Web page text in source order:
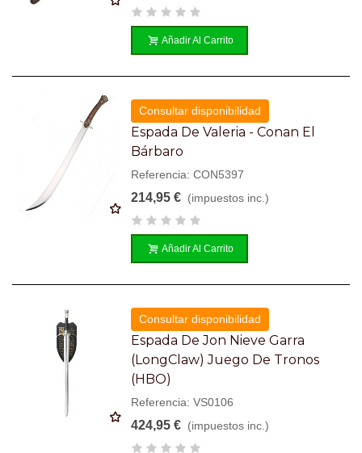
Añadir Al Carrito
Consultar disponibilidad
Espada De Valeria - Conan El
Bárbaro
Referencia: CON5397
214,95 € (impuestos inc.)
Añadir Al Carrito
Consultar disponibilidad
Espada De Jon Nieve Garra
(LongClaw) Juego De Tronos
(HBO)
Referencia: VS0106
424,95 € (impuestos inc.)